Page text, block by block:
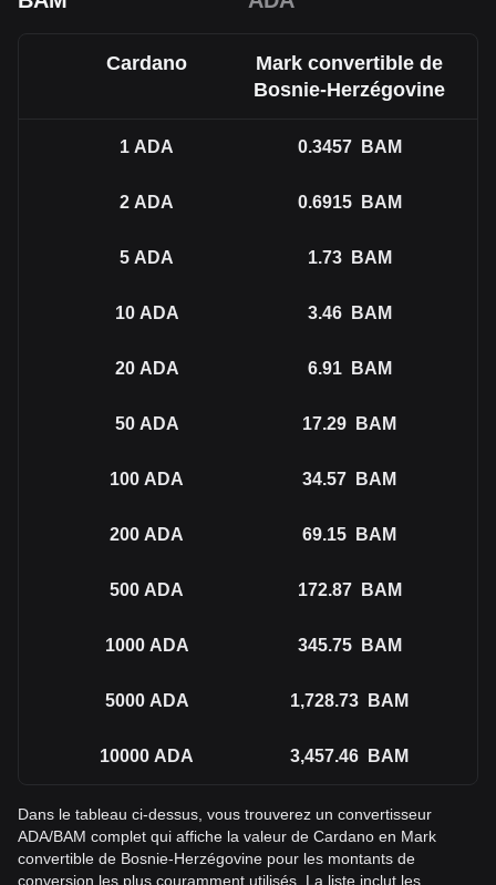
Cardano
Mark convertible de
Bosnie-Herzégovine
1 ADA 0.3457 BAM
2 ADA 0.6915 BAM
5 ADA 1.73 BAM
10 ADA 3.46 BAM
20 ADA 6.91 BAM
50 ADA 17.29 BAM
100 ADA 34.57 BAM
200 ADA 69.15 BAM
500 ADA 172.87 BAM
1000 ADA 345.75 BAM
5000 ADA 1,728.73 BAM
10000 ADA 3,457.46 BAM
Dans le tableau ci-dessus, vous trouverez un convertisseur
ADA/BAM complet qui affiche la valeur de Cardano en Mark
convertible de Bosnie-Herzégovine pour les montants de
conversion les plus couramment utilisés. La liste inclut les